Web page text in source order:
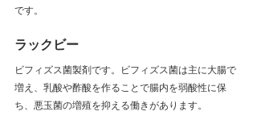
です。
ラックビー
ビフィズス菌製剤です。ビフィズス菌は主に大腸で
増え、乳酸や酢酸を作ることで腸内を弱酸性に保
ち、悪玉菌の増殖を抑える働きがあります。